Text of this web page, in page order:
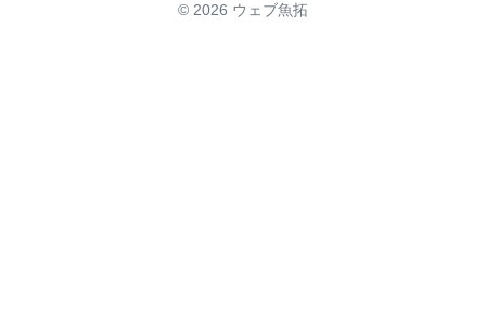
© 2026 ウェブ魚拓